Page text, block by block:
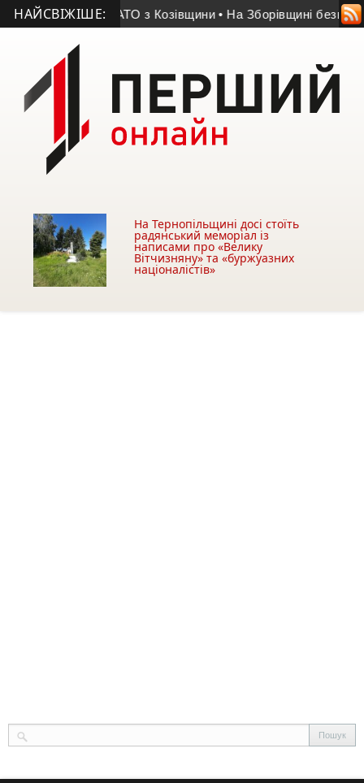
НАЙСВІЖІШЕ:
учасник АТО з Козівщини • На Зборівщині безвісти
На Тернопільщині досі стоїть
радянський меморіал із
написами про «Велику
Вітчизняну» та «буржуазних
націоналістів»